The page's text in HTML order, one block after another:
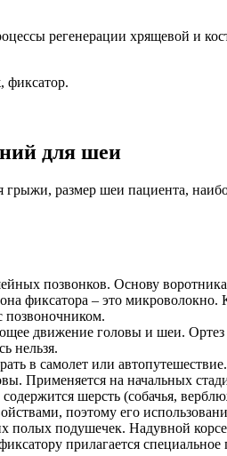
регенерации хрящевой и
фиксатор.
для шеи
размер шеи пациента,
позвонков. Основу
фиксатора – это
позвоночником.
движение головы и шеи. Ортез
нельзя.
в самолет или
Применяется на начальных
шерсть (собачья,
поэтому его
подушечек. Надувной
прилагается